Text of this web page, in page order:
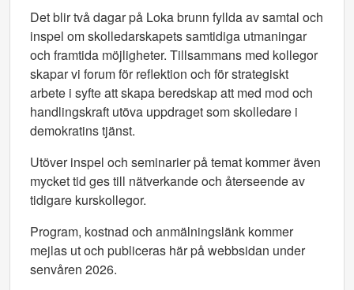
Det blir två dagar på Loka brunn fyllda av samtal och
inspel om skolledarskapets samtidiga utmaningar
och framtida möjligheter. Tillsammans med kollegor
skapar vi forum för reflektion och för strategiskt
arbete i syfte att skapa beredskap att med mod och
handlingskraft utöva uppdraget som skolledare i
demokratins tjänst.
Utöver inspel och seminarier på temat kommer även
mycket tid ges till nätverkande och återseende av
tidigare kurskollegor.
Program, kostnad och anmälningslänk kommer
mejlas ut och publiceras här på webbsidan under
senvåren 2026.